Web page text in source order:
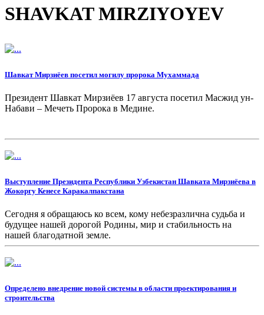
SHAVKAT MIRZIYOYEV
Шавкат Мирзиёев посетил могилу пророка Мухаммада
Президент Шавкат Мирзиёев 17 августа посетил Масжид ун-
Набави – Мечеть Пророка в Медине.
Выступление Президента Республики Узбекистан Шавката Мирзиёева в
Жокоргу Кенесе Каракалпакстана
Сегодня я обращаюсь ко всем, кому небезразлична судьба и
будущее нашей дорогой Родины, мир и стабильность на
нашей благодатной земле.
Определено внедрение новой системы в области проектирования и
строительства